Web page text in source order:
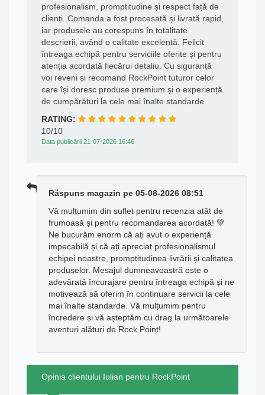
profesionalism, promptitudine și respect față de
clienți. Comanda a fost procesată și livrată rapid,
iar produsele au corespuns în totalitate
descrierii, având o calitate excelentă. Felicit
întreaga echipă pentru serviciile oferite și pentru
atenția acordată fiecărui detaliu. Cu siguranță
voi reveni și recomand RockPoint tuturor celor
care își doresc produse premium și o experiență
de cumpărături la cele mai înalte standarde.
RATING:
10/10
Data publicării 21-07-2026 16:46
Răspuns magazin pe 05-08-2026 08:51
Vă mulțumim din suflet pentru recenzia atât de
frumoasă și pentru recomandarea acordată! 💚
Ne bucurăm enorm că ați avut o experiență
impecabilă și că ați apreciat profesionalismul
echipei noastre, promptitudinea livrării și calitatea
produselor. Mesajul dumneavoastră este o
adevărată încurajare pentru întreaga echipă și ne
motivează să oferim în continuare servicii la cele
mai înalte standarde. Vă mulțumim pentru
încredere și vă așteptăm cu drag la următoarele
aventuri alături de Rock Point!
Opinia clientului Iulian pentru RockPoint